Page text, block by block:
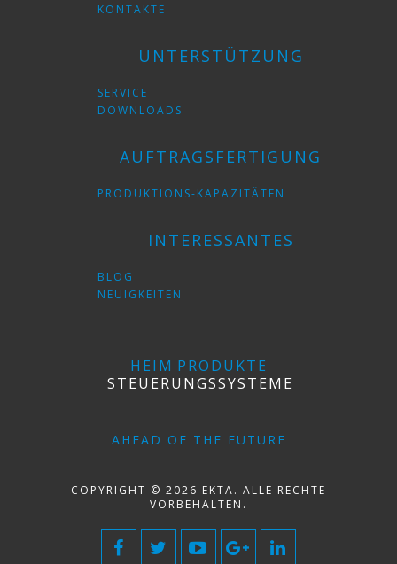
KONTAKTE
UNTERSTÜTZUNG
SERVICE
DOWNLOADS
AUFTRAGSFERTIGUNG
PRODUKTIONS-KAPAZITÄTEN
INTERESSANTES
BLOG
NEUIGKEITEN
HEIM PRODUKTE
STEUERUNGSSYSTEME
AHEAD OF THE FUTURE
COPYRIGHT © 2026 EKTA. ALLE RECHTE
VORBEHALTEN.